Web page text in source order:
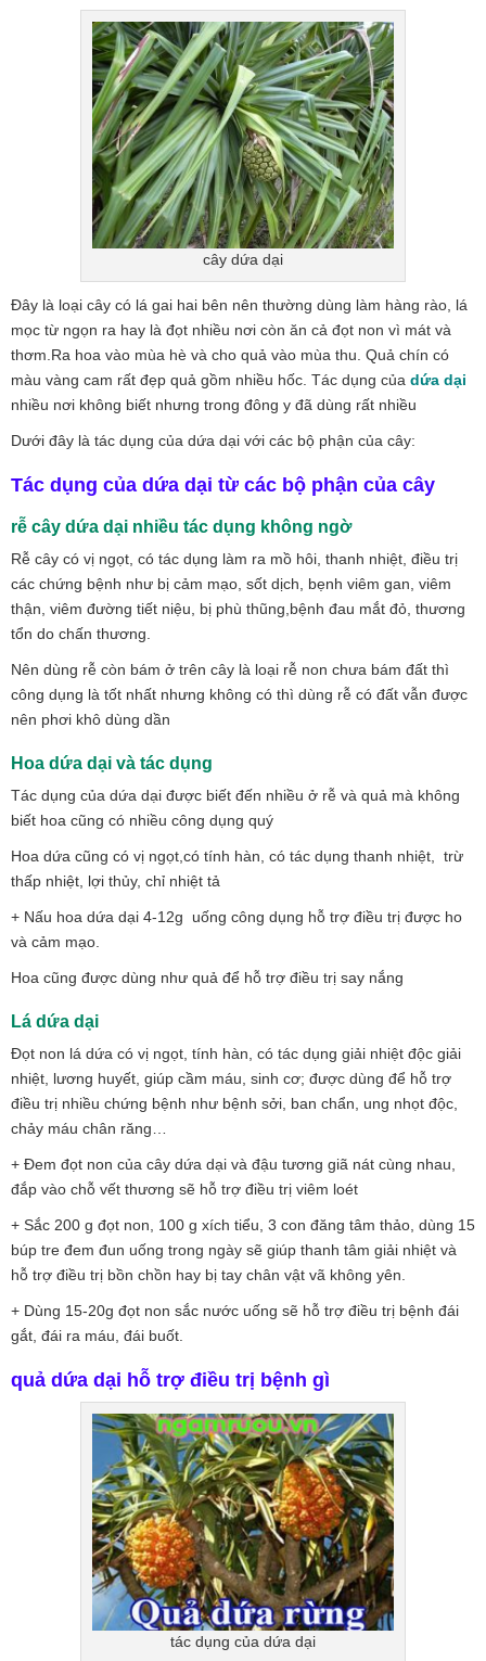
cây dứa dại
Đây là loại cây có lá gai hai bên nên thường dùng làm hàng rào, lá
mọc từ ngọn ra hay là đọt nhiều nơi còn ăn cả đọt non vì mát và
thơm.Ra hoa vào mùa hè và cho quả vào mùa thu. Quả chín có
màu vàng cam rất đẹp quả gồm nhiều hốc. Tác dụng của dứa dại
nhiều nơi không biết nhưng trong đông y đã dùng rất nhiều
Dưới đây là tác dụng của dứa dại với các bộ phận của cây:
Tác dụng của dứa dại từ các bộ phận của cây
rễ cây dứa dại nhiều tác dụng không ngờ
Rễ cây có vị ngọt, có tác dụng làm ra mồ hôi, thanh nhiệt, điều trị
các chứng bệnh như bị cảm mạo, sốt dịch, bẹnh viêm gan, viêm
thận, viêm đường tiết niệu, bị phù thũng,bệnh đau mắt đỏ, thương
tổn do chấn thương.
Nên dùng rễ còn bám ở trên cây là loại rễ non chưa bám đất thì
công dụng là tốt nhất nhưng không có thì dùng rễ có đất vẫn được
nên phơi khô dùng dần
Hoa dứa dại và tác dụng
Tác dụng của dứa dại được biết đến nhiều ở rễ và quả mà không
biết hoa cũng có nhiều công dụng quý
Hoa dứa cũng có vị ngọt,có tính hàn, có tác dụng thanh nhiệt, trừ
thấp nhiệt, lợi thủy, chỉ nhiệt tả
+ Nấu hoa dứa dại 4-12g uống công dụng hỗ trợ điều trị được ho
và cảm mạo.
Hoa cũng được dùng như quả để hỗ trợ điều trị say nắng
Lá dứa dại
Đọt non lá dứa có vị ngọt, tính hàn, có tác dụng giải nhiệt độc giải
nhiệt, lương huyết, giúp cầm máu, sinh cơ; được dùng để hỗ trợ
điều trị nhiều chứng bệnh như bệnh sởi, ban chẩn, ung nhọt độc,
chảy máu chân răng…
+ Đem đọt non của cây dứa dại và đậu tương giã nát cùng nhau,
đắp vào chỗ vết thương sẽ hỗ trợ điều trị viêm loét
+ Sắc 200 g đọt non, 100 g xích tiểu, 3 con đăng tâm thảo, dùng 15
búp tre đem đun uống trong ngày sẽ giúp thanh tâm giải nhiệt và
hỗ trợ điều trị bồn chồn hay bị tay chân vật vã không yên.
+ Dùng 15-20g đọt non sắc nước uống sẽ hỗ trợ điều trị bệnh đái
gắt, đái ra máu, đái buốt.
quả dứa dại hỗ trợ điều trị bệnh gì
tác dụng của dứa dại